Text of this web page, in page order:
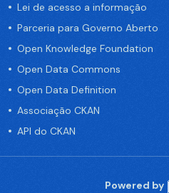
Lei de acesso a informação
Parceria para Governo Aberto
Open Knowledge Foundation
Open Data Commons
Open Data Definition
Associação CKAN
API do CKAN
Powered by